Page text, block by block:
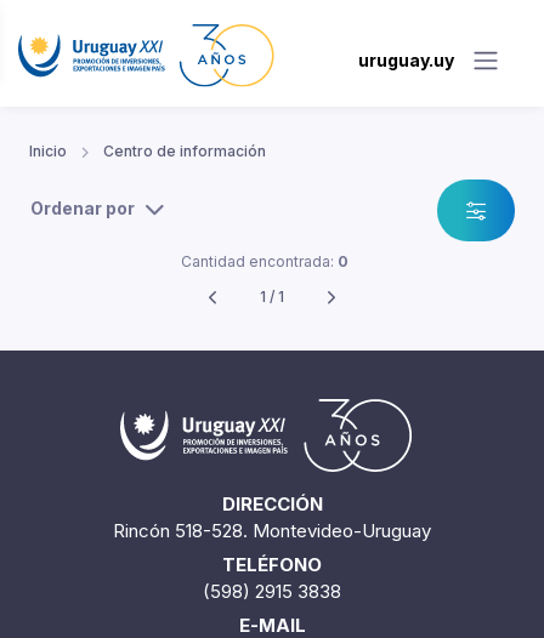
uruguay.uy
Inicio Centro de información
Ordenar por
Cantidad encontrada: 0
1 / 1
DIRECCIÓN
Rincón 518-528. Montevideo-Uruguay
TELÉFONO
(598) 2915 3838
E-MAIL